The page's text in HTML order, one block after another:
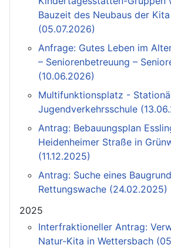
Bauzeit des Neubaus der
(05.07.2026)
Anfrage: Gutes Leben im
– Seniorenbetreuung –
(10.06.2026)
Multifunktionsplatz -
Jugendverkehrsschule
Antrag: Bebauungsplan
Heidenheimer Straße in
(11.12.2025)
Antrag: Suche eines
Rettungswache (24.02.2025)
2025
Interfraktioneller Antrag:
Natur-Kita in Wettersbach